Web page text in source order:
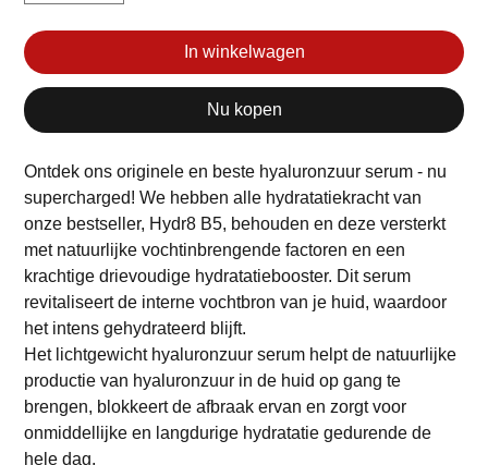
In winkelwagen
Nu kopen
Ontdek ons originele en beste hyaluronzuur serum - nu
supercharged! We hebben alle hydratatiekracht van
onze bestseller, Hydr8 B5, behouden en deze versterkt
met natuurlijke vochtinbrengende factoren en een
krachtige drievoudige hydratatiebooster. Dit serum
revitaliseert de interne vochtbron van je huid, waardoor
het intens gehydrateerd blijft.
Het lichtgewicht hyaluronzuur serum helpt de natuurlijke
productie van hyaluronzuur in de huid op gang te
brengen, blokkeert de afbraak ervan en zorgt voor
onmiddellijke en langdurige hydratatie gedurende de
hele dag.